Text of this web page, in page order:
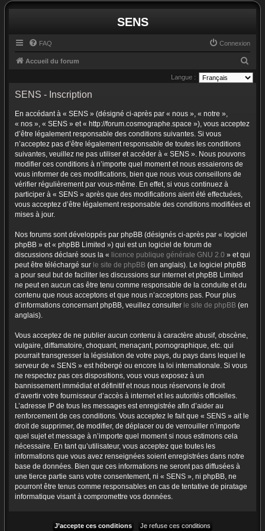
SENS
FAQ Connexion
Accueil du forum
e
Langue :
SENS - Inscription
En accédant à « SENS » (désigné ci-après par « nous », « notre »,
« nos », « SENS » et « http://forum.cosmographe.space »), vous acceptez
d’être légalement responsable des conditions suivantes. Si vous
n’acceptez pas d’être légalement responsable de toutes les conditions
suivantes, veuillez ne pas utiliser et accéder à « SENS ». Nous pouvons
modifier ces conditions à n’importe quel moment et nous essaierons de
vous informer de ces modifications, bien que nous vous conseillons de
vérifier régulièrement par vous-même. En effet, si vous continuez à
participer à « SENS » après que des modifications aient été effectuées,
vous acceptez d’être légalement responsable des conditions modifiées et
mises à jour.
Nos forums sont développés par phpBB (désignés ci-après par « logiciel
phpBB » et « phpBB Limited ») qui est un logiciel de forum de
discussions déclaré sous la « licence publique générale GNU 2.0 » et qui
peut être téléchargé sur le site de phpBB (en anglais). Le logiciel phpBB
a pour seul but de faciliter les discussions sur internet et phpBB Limited
ne peut en aucun cas être tenu comme responsable de la conduite et du
contenu que nous acceptons et que nous n’acceptons pas. Pour plus
d’informations concernant phpBB, veuillez consulter le site de phpBB (en
anglais).
Vous acceptez de ne publier aucun contenu à caractère abusif, obscène,
vulgaire, diffamatoire, choquant, menaçant, pornographique, etc. qui
pourrait transgresser la législation de votre pays, du pays dans lequel le
serveur de « SENS » est hébergé ou encore la loi internationale. Si vous
ne respectez pas ces dispositions, vous vous exposez à un
bannissement immédiat et définitif et nous nous réservons le droit
d’avertir votre fournisseur d’accès à internet et les autorités officielles.
L’adresse IP de tous les messages est enregistrée afin d’aider au
renforcement de ces conditions. Vous acceptez le fait que « SENS » ait le
droit de supprimer, de modifier, de déplacer ou de verrouiller n’importe
quel sujet et message à n’importe quel moment si nous estimons cela
nécessaire. En tant qu’utilisateur, vous acceptez que toutes les
informations que vous avez renseignées soient enregistrées dans notre
base de données. Bien que ces informations ne seront pas diffusées à
une tierce partie sans votre consentement, ni « SENS », ni phpBB, ne
pourront être tenus comme responsables en cas de tentative de piratage
informatique visant à compromettre vos données.